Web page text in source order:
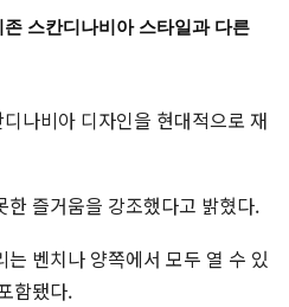
스칸디나비아 스타일과 다른
나비아 디자인을 현대적으로 재
즐거움을 강조했다고 밝혔다.
벤치나 양쪽에서 모두 열 수 있
함됐다.